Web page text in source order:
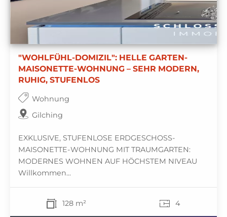
"WOHLFÜHL-DOMIZIL": HELLE GARTEN-
MAISONETTE-WOHNUNG – SEHR MODERN,
RUHIG, STUFENLOS
Wohnung
Gilching
EXKLUSIVE, STUFENLOSE ERDGESCHOSS-
MAISONETTE-WOHNUNG MIT TRAUMGARTEN:
MODERNES WOHNEN AUF HÖCHSTEM NIVEAU
Willkommen...
128 m² 4